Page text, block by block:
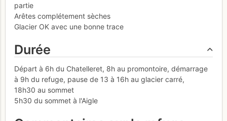
partie
Arêtes complétement sèches
Glacier OK avec une bonne trace
Durée
Départ à 6h du Chatelleret, 8h au promontoire, démarrage
à 9h du refuge, pause de 13 à 16h au glacier carré,
18h30 au sommet
5h30 du sommet à l'Aigle